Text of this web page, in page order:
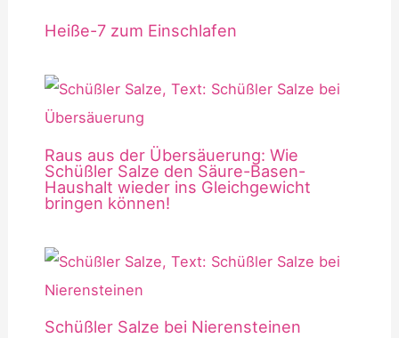
Heiße-7 zum Einschlafen
Raus aus der Übersäuerung: Wie
Schüßler Salze den Säure-Basen-
Haushalt wieder ins Gleichgewicht
bringen können!
Schüßler Salze bei Nierensteinen